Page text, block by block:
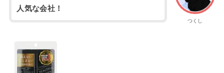
つくし
人気な会社！